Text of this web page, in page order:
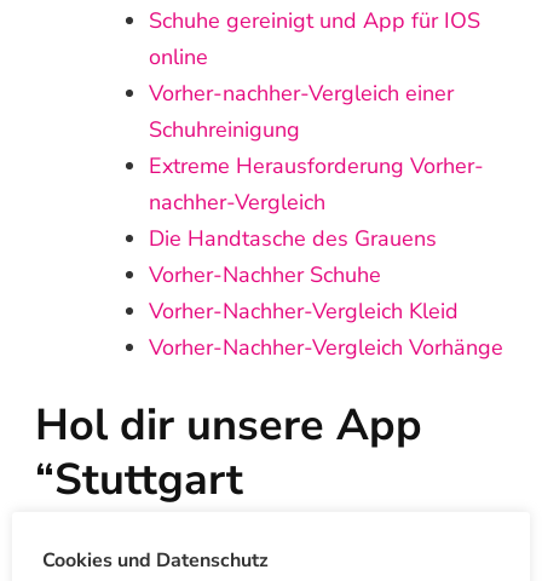
Schuhe gereinigt und App für IOS
online
Vorher-nachher-Vergleich einer
Schuhreinigung
Extreme Herausforderung Vorher-
nachher-Vergleich
Die Handtasche des Grauens
Vorher-Nachher Schuhe
Vorher-Nachher-Vergleich Kleid
Vorher-Nachher-Vergleich Vorhänge
Hol dir unsere App
“Stuttgart
Cookies und Datenschutz